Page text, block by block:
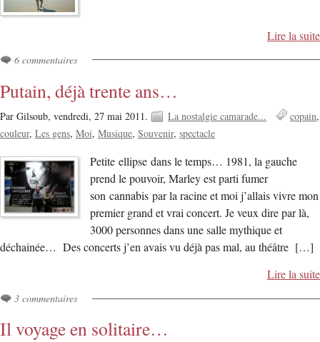
Lire la suite
6 commentaires
Putain, déjà trente ans…
Par Gilsoub, vendredi, 27 mai 2011. La nostalgie camarade...
copain
couleur Les gens Moi Musique Souvenir spectacle
Petite ellipse dans le temps… 1981, la gauche
prend le pouvoir, Marley est parti fumer
son cannabis par la racine et moi j’allais vivre mon
premier grand et vrai concert. Je veux dire par là,
3000 personnes dans une salle mythique et
déchainée… Des concerts j’en avais vu déjà pas mal, au théâtre […]
Lire la suite
3 commentaires
Il voyage en solitaire…